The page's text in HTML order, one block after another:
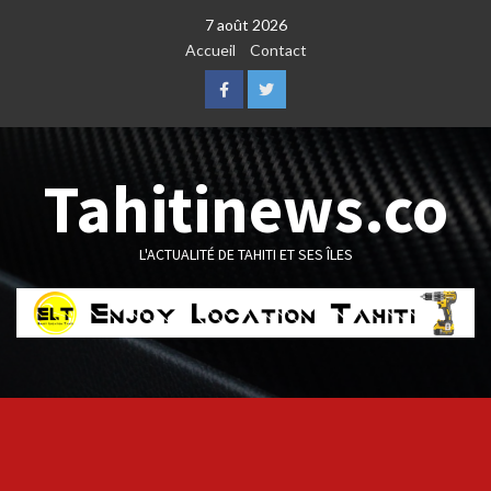
7 août 2026
Accueil
Contact
FacebookTwitter
Tahitinews.co
L'ACTUALITÉ DE TAHITI ET SES ÎLES